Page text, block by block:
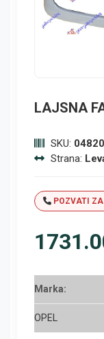
LAJSNA
SKU:
Strana:
POZVATI
Marka:
OPEL